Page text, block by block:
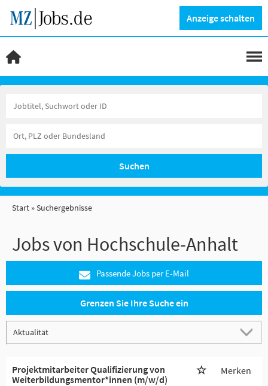
Anzeige schalten
Suchen
Start Suchergebnisse
Jobs von Hochschule-Anhalt
Passende Jobs per E-Mail
Grenzen Sie Ihre Suche ein
Projektmitarbeiter Qualifizierung von
Weiterbildungsmentor*innen (m/w/d)
Merken